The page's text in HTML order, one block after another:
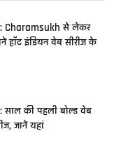
Charamsukh से लेकर
हॉट इंडियन वेब सीरीज के
की पहली बोल्ड वेब
जानें यहां